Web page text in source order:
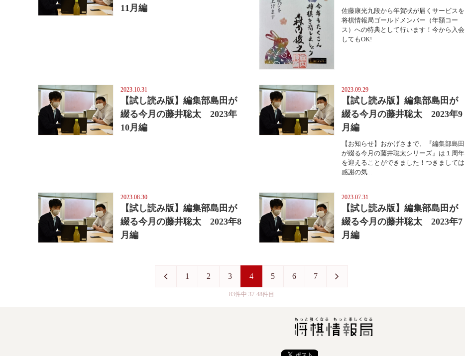
11月編
佐藤康光九段から年賀状が届くサービスを
将棋情報局ゴールドメンバー（年額コー
ス）への特典として行います！今から入会
してもOK!
2023.10.31
【試し読み版】編集部島田が
綴る今月の藤井聡太 2023年
10月編
2023.09.29
【試し読み版】編集部島田が
綴る今月の藤井聡太 2023年9
月編
【お知らせ】おかげさまで、『編集部島田
が綴る今月の藤井聡太シリーズ』は１周年
を迎えることができました！つきましては
感謝の気...
2023.08.30
【試し読み版】編集部島田が
綴る今月の藤井聡太 2023年8
月編
2023.07.31
【試し読み版】編集部島田が
綴る今月の藤井聡太 2023年7
月編
83件中 37-48件目
1 2 3 4 5 6 7